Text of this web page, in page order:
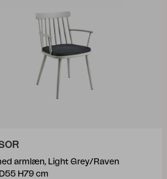
armlæn, Light Grey/Raven
H79 cm